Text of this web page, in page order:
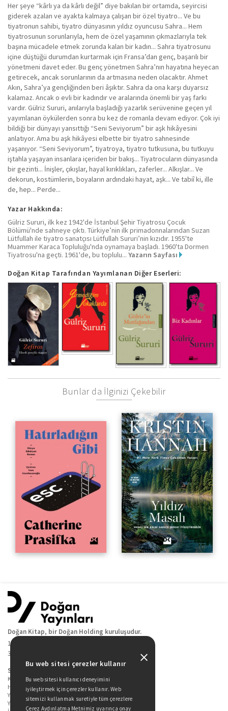
Her şeye “kârlı ya da kârlı değil” diye bakılan bir ortamda, seyircisi
giderek azalan ve ayakta kalmaya çalışan bir özel tiyatro... Ve bu
tiyatronun sahibi, tiyatro dünyasının yıldız oyuncusu Sahra... Hem
tiyatrosunun sorunlarıyla, hem de özel yaşamının çıkmazlarıyla tek
başına mücadele etmek zorunda kalan bir kadın... Sahra tiyatrosunu
içine düştüğü durumdan kurtarmak için Fransa’dan genç, başarılı bir
yönetmeni davet eder. Bu genç yönetmen Sahra’nın hayatına heyecan
getirecek, ancak sorunlarının da artmasına neden olacaktır. Ahmet
Akın, Sahra’ya gençliğinden beri âşıktır. Sahra da ona karşı duyarsız
kalamaz. Ancak o evli bir kadındır ve aralarında önemli bir yaş farkı
vardır. Gülriz Sururi, anılarıyla başladığı yazarlık serüvenine geçen yıl
yayımlanan öykülerden sonra bu kez de romanla devam ediyor. Çok iyi
bildiği bir dünyayı yansıttığı “Seni Seviyorum” bir aşk hikâyesini
anlatıyor. Ama bu aşk hikâyesi elbette bir tiyatro sahnesinde
yaşanıyor. “Seni Seviyorum”, tiyatroya, tiyatro tutkusuna, bu tutkuyu
iştahla yaşayan insanlara içeriden bir bakış... Tiyatrocuların dünyasında
bir gezinti... İnişler, çıkışlar, hayal kırıklıkları, zaferler... Alkışlar... Ve
dekorun, kostümlerin, boyaların ardındaki hayat, aşk... Ve tabiî ki, ille
de, hep... Perde...
Yazar Hakkında:
Gülriz Sururi, ilk kez 1942'de İstanbul Şehir Tiyatrosu Çocuk
Bölümü'nde sahneye çıktı. Türkiye’nin ilk primadonnalarından Suzan
Lütfullah ile tiyatro sanatçısı Lütfullah Sururi’nin kızıdır. 1955'te
Muammer Karaca Topluluğu'nda oynamaya başladı. 1960'ta Dormen
Tiyatrosu'na geçti. 1961'de, bu toplulu... Yazarın Sayfası
Doğan Kitap Tarafından Yayımlanan Diğer Eserleri:
Bunlar da İlginizi Çekebilir
Doğan Kitap, bir Doğan Holding kuruluşudur.
19 Mayıs Cad. Golden Plaza No:1 Kat:10
34360 / Şişli / İstanbul
Sitede Yer Alan Sayfalar
Kitaplarımız
Hakkımızda
Yazarlarımız
Yazar Adayları İçin
Bu web sitesi çerezler kullanır
Bu web sitesi kullanıcı deneyimini
iyileştirmek için çerezler kullanır. Web
sitemizi kullanmak suretiyle tüm çerezlere
Çerez Aydınlatma Metnimiz uyarınca onay